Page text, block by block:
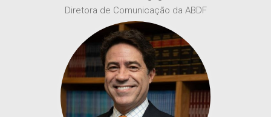
Diretora de Comunicação da ABDF